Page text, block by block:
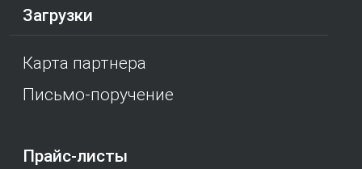
Загрузки
Карта партнера
Письмо-поручение
Прайс-листы